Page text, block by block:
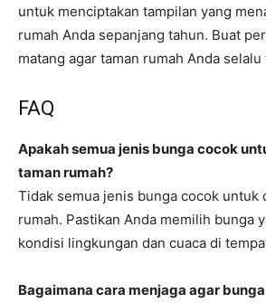
untuk menciptakan tampilan yang
rumah Anda sepanjang tahun. Buat
matang agar taman rumah Anda
FAQ
Apakah semua jenis bunga cocok
taman rumah?
Tidak semua jenis bunga cocok untuk
rumah. Pastikan Anda memilih bunga
kondisi lingkungan dan cuaca di
Bagaimana cara menjaga agar